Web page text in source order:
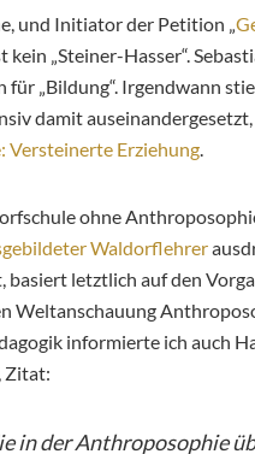
und Initiator der Petition „
kein „Steiner-Hasser“.
„Bildung“. Irgendwann
damit
Versteinerte Erziehung
ohne
Waldorflehrer
basiert letztlich auf den
Weltanschauung
informierte ich auch
Zitat:
in der Anthroposophie